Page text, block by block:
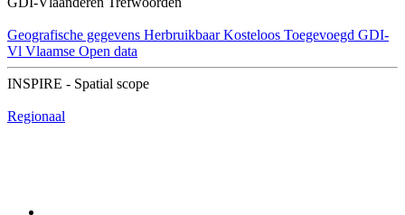
Geografische gegevens Herbruikbaar Kosteloos Toegevoegd GDI-
Vl Vlaamse Open data
INSPIRE - Spatial scope
Regionaal